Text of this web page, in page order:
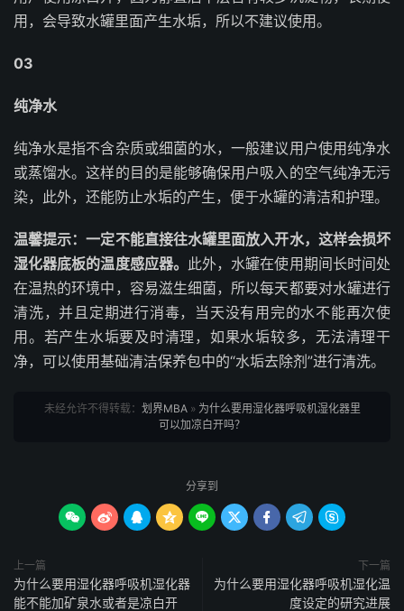
用，会导致水罐里面产生水垢，所以不建议使用。
03
纯净水
纯净水是指不含杂质或细菌的水，一般建议用户使用纯净水
或蒸馏水。这样的目的是能够确保用户吸入的空气纯净无污
染，此外，还能防止水垢的产生，便于水罐的清洁和护理。
温馨提示：一定不能直接往水罐里面放入开水，这样会损坏
湿化器底板的温度感应器。 此外，水罐在使用期间长时间处
在温热的环境中，容易滋生细菌，所以每天都要对水罐进行
清洗，并且定期进行消毒，当天没有用完的水不能再次使
用。若产生水垢要及时清理，如果水垢较多，无法清理干
净，可以使用基础清洁保养包中的“水垢去除剂”进行清洗。
未经允许不得转载： 划界MBA» 为什么要用湿化器呼吸机湿化器里
可以加凉白开吗？
分享到
        
上一篇
为什么要用湿化器呼吸机湿化器
能不能加矿泉水或者是凉白开
下一篇
为什么要用湿化器呼吸机湿化温
度设定的研究进展